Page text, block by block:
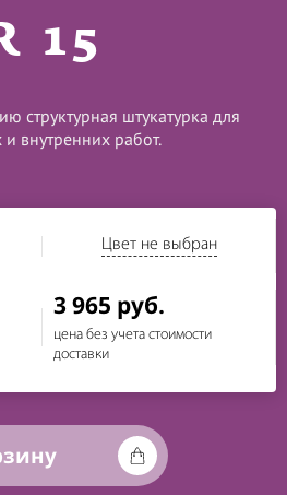
15
структурная штукатурка для
внутренних работ.
Цвет не выбран
3 965 руб.
цена без учета стоимости
доставки